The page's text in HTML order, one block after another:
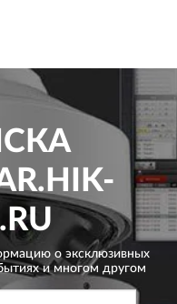
о эксклюзивных
и многом другом